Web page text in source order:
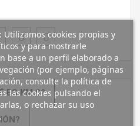
ES KM.0?
Utilizamos cookies propias y
y para mostrarle
base a un perfil elaborado a
(por ejemplo, páginas
consulte la política de
las cookies pulsando el
o rechazar su uso